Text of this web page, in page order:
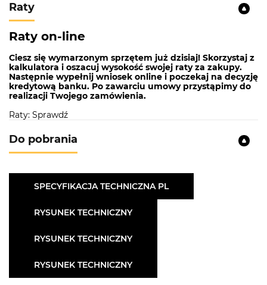
Raty
Raty on-line
Ciesz się wymarzonym sprzętem już dzisiaj! Skorzystaj z
kalkulatora i oszacuj wysokość swojej raty za zakupy.
Następnie wypełnij wniosek online i poczekaj na decyzję
kredytową banku. Po zawarciu umowy przystąpimy do
realizacji Twojego zamówienia.
Raty: Sprawdź
Do pobrania
SPECYFIKACJA TECHNICZNA PL
RYSUNEK TECHNICZNY
RYSUNEK TECHNICZNY
RYSUNEK TECHNICZNY